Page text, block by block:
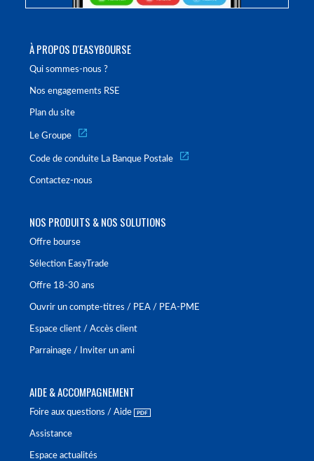
À PROPOS D'EASYBOURSE
Qui sommes-nous ?
Nos engagements RSE
Plan du site
Le Groupe
Code de conduite La Banque Postale
Contactez-nous
NOS PRODUITS & NOS SOLUTIONS
Offre bourse
Sélection EasyTrade
Offre 18-30 ans
Ouvrir un compte-titres / PEA / PEA-PME
Espace client / Accès client
Parrainage / Inviter un ami
AIDE & ACCOMPAGNEMENT
Foire aux questions / Aide
Assistance
Espace actualités